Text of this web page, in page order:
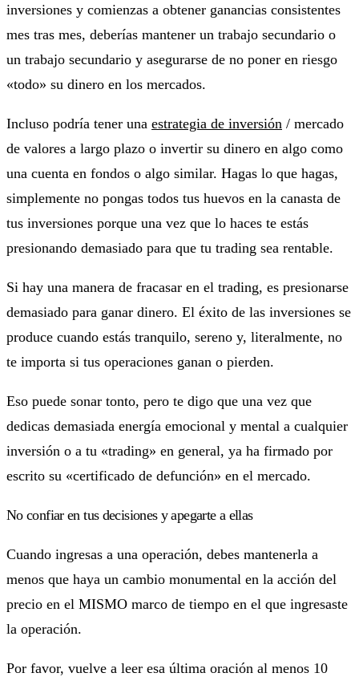
inversiones y comienzas a obtener ganancias consistentes
mes tras mes, deberías mantener un trabajo secundario o
un trabajo secundario y asegurarse de no poner en riesgo
«todo» su dinero en los mercados.
Incluso podría tener una estrategia de inversión / mercado
de valores a largo plazo o invertir su dinero en algo como
una cuenta en fondos o algo similar. Hagas lo que hagas,
simplemente no pongas todos tus huevos en la canasta de
tus inversiones porque una vez que lo haces te estás
presionando demasiado para que tu trading sea rentable.
Si hay una manera de fracasar en el trading, es presionarse
demasiado para ganar dinero. El éxito de las inversiones se
produce cuando estás tranquilo, sereno y, literalmente, no
te importa si tus operaciones ganan o pierden.
Eso puede sonar tonto, pero te digo que una vez que
dedicas demasiada energía emocional y mental a cualquier
inversión o a tu «trading» en general, ya ha firmado por
escrito su «certificado de defunción» en el mercado.
No confiar en tus decisiones y apegarte a ellas
Cuando ingresas a una operación, debes mantenerla a
menos que haya un cambio monumental en la acción del
precio en el MISMO marco de tiempo en el que ingresaste
la operación.
Por favor, vuelve a leer esa última oración al menos 10